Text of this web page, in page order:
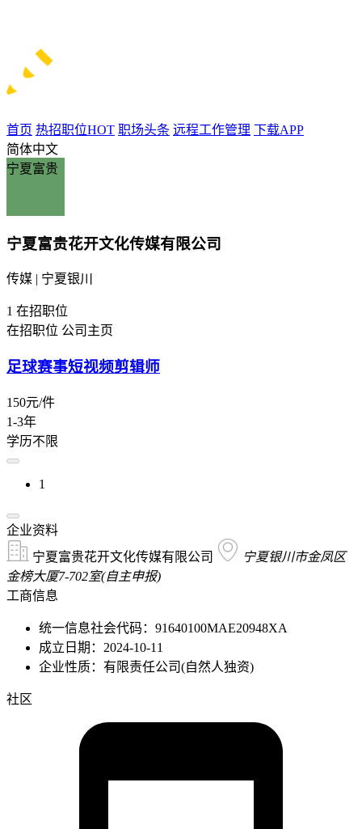
首页 热招职位HOT 职场头条 远程工作管理 下载APP
简体中文
宁夏富贵
宁夏富贵花开文化传媒有限公司
传媒 | 宁夏银川
1 在招职位
在招职位 公司主页
足球赛事短视频剪辑师
150元/件
1-3年
学历不限
1
企业资料
宁夏富贵花开文化传媒有限公司
宁夏银川市金凤区
金榜大厦7-702室(自主申报)
工商信息
统一信息社会代码：91640100MAE20948XA
成立日期：2024-10-11
企业性质：有限责任公司(自然人独资)
社区